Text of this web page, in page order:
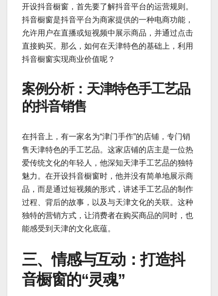
开设抖音橱窗，首先要了解抖音平台的运营规则。
抖音橱窗是抖音平台为商家提供的一种电商功能，
允许用户在直播或短视频中展示商品，并通过点击
直接购买。那么，如何在天津特色的基础上，利用
抖音橱窗实现商业价值呢？
案例分析：天津特色手工艺品
的抖音销售
在抖音上，有一家名为“津门手作”的店铺，专门销
售天津特色的手工艺品。这家店铺的店主是一位热
爱传统文化的年轻人，他深知天津手工艺品的独特
魅力。在开设抖音橱窗时，他并没有简单地展示商
品，而是通过短视频的形式，讲述手工艺品的制作
过程、背后的故事，以及与天津文化的关联。这种
独特的营销方式，让消费者在购买商品的同时，也
能感受到天津的文化底蕴。
三、情感与互动：打造抖
音橱窗的“灵魂”